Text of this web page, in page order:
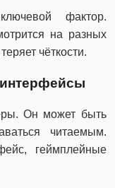
фактор.
на разных
чёткости.
Он может быть
читаемым.
геймплейные